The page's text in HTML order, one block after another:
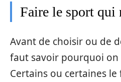
Faire le sport qui
Avant de choisir ou de
faut savoir pourquoi
Certains ou certaines